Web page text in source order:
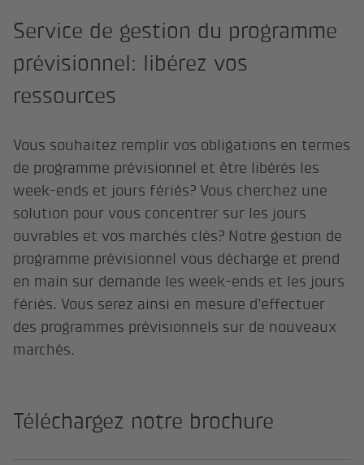
Service de gestion du programme
prévisionnel: libérez vos
ressources
Vous souhaitez remplir vos obligations en termes
de programme prévisionnel et être libérés les
week-ends et jours fériés? Vous cherchez une
solution pour vous concentrer sur les jours
ouvrables et vos marchés clés? Notre gestion de
programme prévisionnel vous décharge et prend
en main sur demande les week-ends et les jours
fériés. Vous serez ainsi en mesure d’effectuer
des programmes prévisionnels sur de nouveaux
marchés.
Téléchargez notre brochure